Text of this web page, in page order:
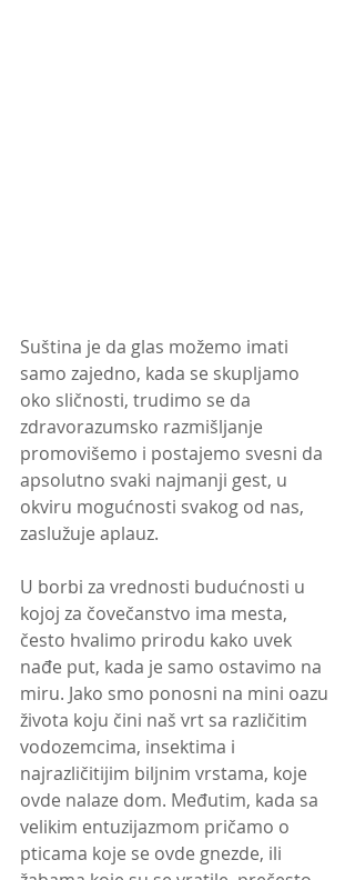
Suština je da glas možemo imati
samo zajedno, kada se skupljamo
oko sličnosti, trudimo se da
zdravorazumsko razmišljanje
promovišemo i postajemo svesni da
apsolutno svaki najmanji gest, u
okviru mogućnosti svakog od nas,
zaslužuje aplauz.
U borbi za vrednosti budućnosti u
kojoj za čovečanstvo ima mesta,
često hvalimo prirodu kako uvek
nađe put, kada je samo ostavimo na
miru. Jako smo ponosni na mini oazu
života koju čini naš vrt sa različitim
vodozemcima, insektima i
najrazličitijim biljnim vrstama, koje
ovde nalaze dom. Međutim, kada sa
velikim entuzijazmom pričamo o
pticama koje se ovde gnezde, ili